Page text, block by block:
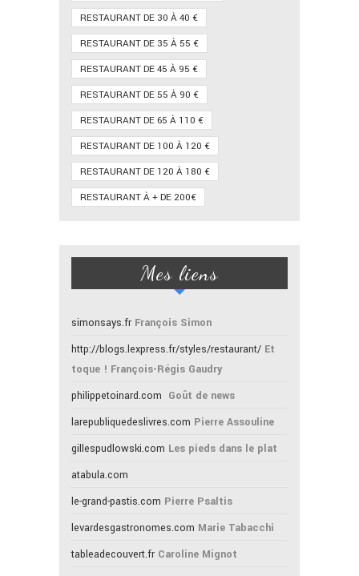
RESTAURANT DE 30 À 40 €
RESTAURANT DE 35 À 55 €
RESTAURANT DE 45 À 95 €
RESTAURANT DE 55 À 90 €
RESTAURANT DE 65 À 110 €
RESTAURANT DE 100 À 120 €
RESTAURANT DE 120 À 180 €
RESTAURANT À + DE 200€
Mes liens
simonsays.fr François Simon
http://blogs.lexpress.fr/styles/restaurant/ Et
toque ! François-Régis Gaudry
philippetoinard.com Goût de news
larepubliquedeslivres.com Pierre Assouline
gillespudlowski.com Les pieds dans le plat
atabula.com
le-grand-pastis.com Pierre Psaltis
levardesgastronomes.com Marie Tabacchi
tableadecouvert.fr Caroline Mignot